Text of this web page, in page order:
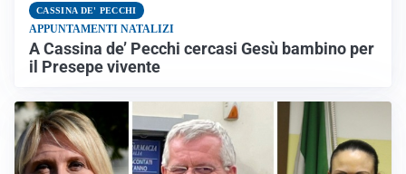
CASSINA DE' PECCHI
APPUNTAMENTI NATALIZI
A Cassina de’ Pecchi cercasi Gesù bambino per
il Presepe vivente